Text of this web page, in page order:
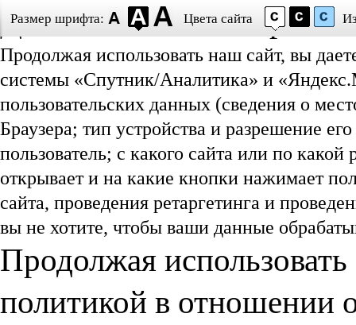
Даю согласие на
Продолжая использовать наш сайт, вы
системы «Спутник/Аналитика» и
пользовательских данных (сведения о
Браузера; тип устройства и разрешение
пользователь; с какого сайта или по
открывает и на какие кнопки нажимает
сайта, проведения ретаргетинга и
вы не хотите, чтобы ваши данные
Продолжая
политикой в отношении
Размер шрифта: Цвета сайта